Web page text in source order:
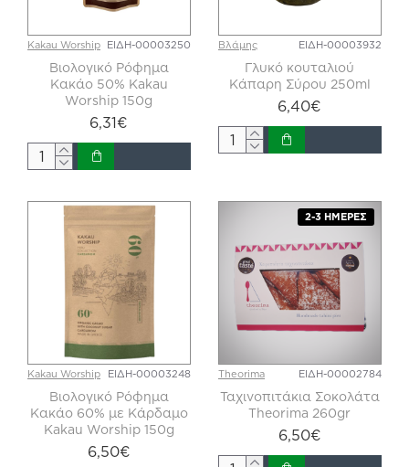
Kakau Worship ΕΙΔΗ-00003250
Βιολογικό Ρόφημα
Κακάο 50% Kakau
Worship 150g
6,31€
Βλάμης ΕΙΔΗ-00003932
Γλυκό κουταλιού
Κάπαρη Σύρου 250ml
6,40€
Kakau Worship ΕΙΔΗ-00003248
Βιολογικό Ρόφημα
Κακάο 60% με Κάρδαμο
Kakau Worship 150g
6,50€
2-3 ΗΜΈΡΕΣ
Theorima ΕΙΔΗ-00002784
Ταχινοπιτάκια Σοκολάτα
Theorima 260gr
6,50€